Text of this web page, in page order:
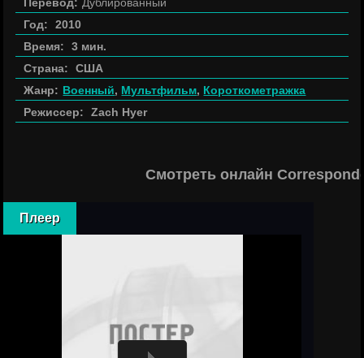
Год:
2010
Время:
3 мин.
Страна:
США
Жанр: Военный, Мультфильм, Короткометражка
Режиссер:
Zach Hyer
Смотреть онлайн
Плеер